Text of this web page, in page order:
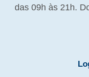
das 09h às 21h.